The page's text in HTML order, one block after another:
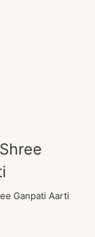
Ganpati Aarti